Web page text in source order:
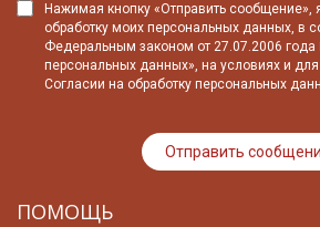
Нажимая кнопку «Отправить сообщение»,
обработку моих персональных данных, в
Федеральным законом от 27.07.2006
персональных данных», на условиях и
Согласии на обработку персональных
ПОМОЩЬ